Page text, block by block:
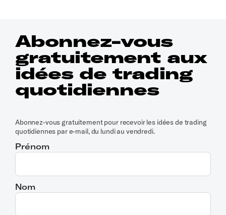
Abonnez-vous
gratuitement aux
idées de trading
quotidiennes
Abonnez-vous gratuitement pour recevoir les idées de trading
quotidiennes par e-mail, du lundi au vendredi.
Prénom
Nom